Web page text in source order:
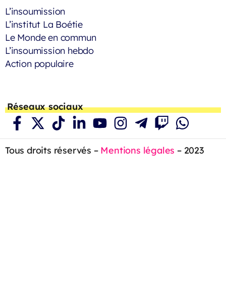
L’insoumission
L’institut La Boétie
Le Monde en commun
L’insoumission hebdo
Action populaire
Réseaux sociaux
Tous droits réservés – Mentions légales – 2023